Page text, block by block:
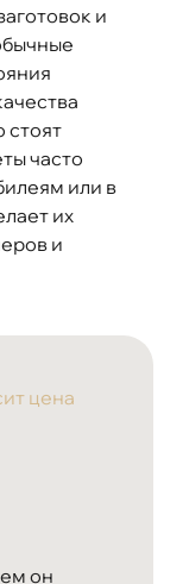
и
стоят
часто
или в
их
и
цена
он